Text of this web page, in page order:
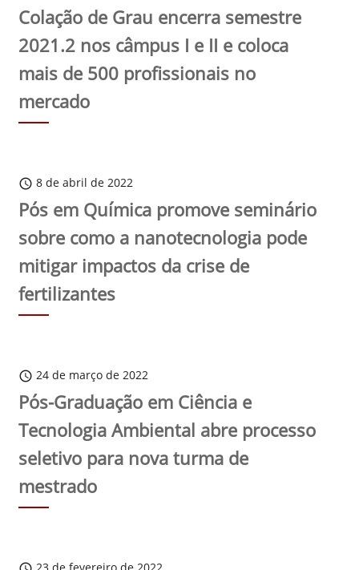
Colação de Grau encerra semestre
2021.2 nos câmpus I e II e coloca
mais de 500 profissionais no
mercado
schedule 8 de abril de 2022
Pós em Química promove seminário
sobre como a nanotecnologia pode
mitigar impactos da crise de
fertilizantes
schedule 24 de março de 2022
Pós-Graduação em Ciência e
Tecnologia Ambiental abre processo
seletivo para nova turma de
mestrado